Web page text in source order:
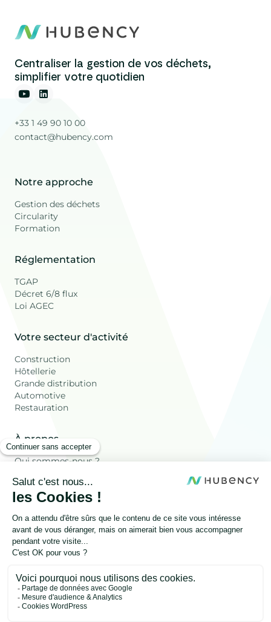
Centraliser la gestion de vos déchets,
simplifier votre quotidien
+33 1 49 90 10 00
contact@hubency.com
Notre approche
Gestion des déchets
Circularity
Formation
Réglementation
TGAP
Décret 6/8 flux
Loi AGEC
Votre secteur d'activité
Construction
Hôtellerie
Grande distribution
Automotive
Restauration
À propos
Qui sommes-nous ?
Ressources
Les déchets Valorisés
Blog
FAQ
Onesty